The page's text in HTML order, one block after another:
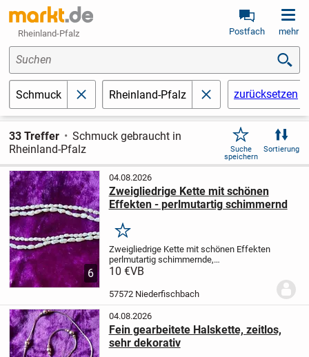
Rheinland-Pfalz Postfach mehr
Suchen
Schmuck schließenRheinland-Pfalz schließenzurücksetzen
33 Treffer
Schmuck gebraucht in
Rheinland-Pfalz
Suche
speichern
Sortierung
6
04.08.2026
Zweigliedrige Kette mit schönen
Effekten - perlmutartig schimmernd
Merken
Zweigliedrige Kette mit schönen Effekten
perlmutartig schimmernde,
unterschiedlich große „Perlen“
tolle Kette für kleines Geld
10 €VB
57572 Niederfischbach
04.08.2026
Fein gearbeitete Halskette, zeitlos,
sehr dekorativ